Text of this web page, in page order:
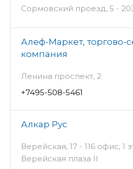
Сормовский проезд, 5 -
Алеф-Маркет, торгово-
компания
Ленина проспект, 2
+7495-508-5461
Алкар Рус
Верейская, 17 - 116 офис, 1
Верейская плаза II